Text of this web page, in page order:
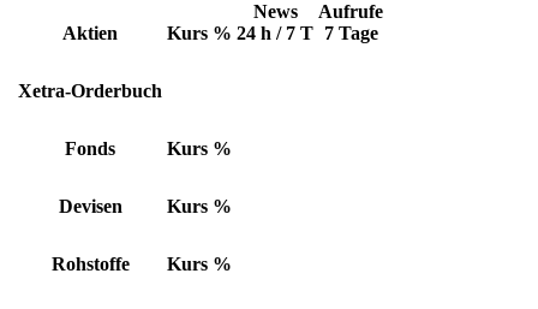
Aktien Kurs %
News
24 h / 7 T
Aufrufe
7 Tage
Xetra-Orderbuch
Fonds Kurs %
Devisen Kurs %
Rohstoffe Kurs %